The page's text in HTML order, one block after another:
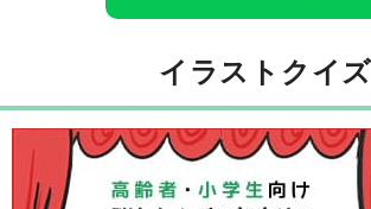
イラストクイズ